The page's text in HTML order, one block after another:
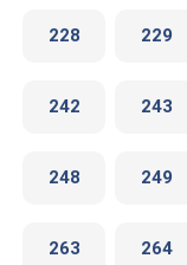
228 229
242 243
248 249
263 264